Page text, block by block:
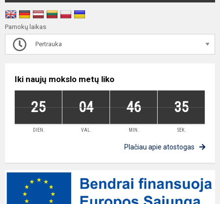
Pamokų laikas
Pertrauka
Iki naujų mokslo metų liko
25 04 46 35
DIEN. VAL. MIN. SEK.
Plačiau apie atostogas